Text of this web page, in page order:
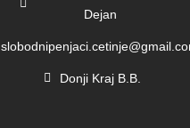
Dejan
Donji Kraj B.B.